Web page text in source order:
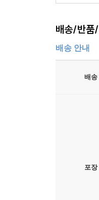
배송/반품
배송 안내
배송
포장